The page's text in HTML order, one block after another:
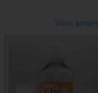
Vous